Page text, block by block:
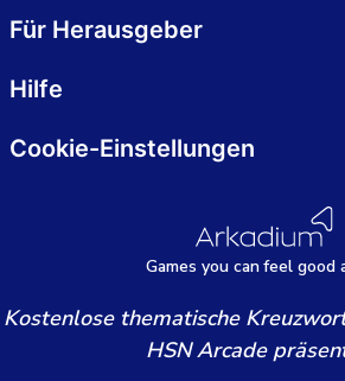
Games you canfeel good
Für Herausgeber
Hilfe
Cookie-Einstellungen
Kostenlose thematische
HSN Arcade